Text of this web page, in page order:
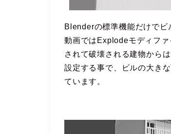
Blenderの標準機能だけでビ
動画ではExplodeモディフ
されて破壊される建物から
設定する事で、ビルの大き
ています。